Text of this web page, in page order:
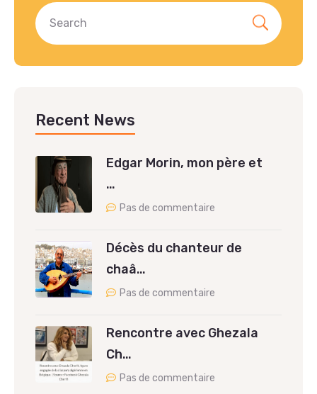
Recent News
Edgar Morin, mon père et
…
Pas de commentaire
Décès du chanteur de
chaâ…
Pas de commentaire
Rencontre avec Ghezala
Ch…
Pas de commentaire